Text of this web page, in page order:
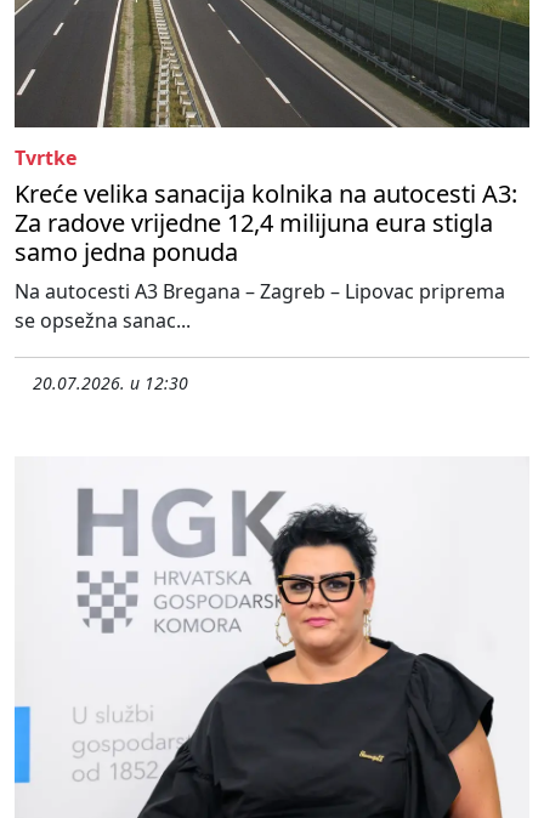
Tvrtke
Kreće velika sanacija kolnika na autocesti A3:
Za radove vrijedne 12,4 milijuna eura stigla
samo jedna ponuda
Na autocesti A3 Bregana – Zagreb – Lipovac priprema
se opsežna sanac...
20.07.2026. u 12:30